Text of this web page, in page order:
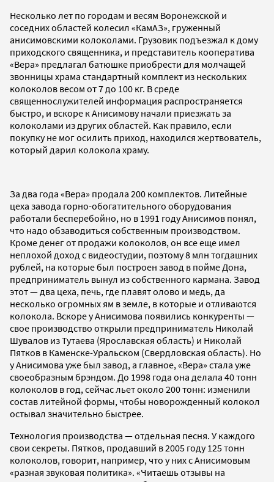
Несколько лет по городам и весям Воронежской и
соседних областей колесил «КамАЗ», груженный
анисимовскими колоколами. Грузовик подъезжал к дому
приходского священника, и представитель кооператива
«Вера» предлагал батюшке приобрести для молчащей
звонницы храма стандартный комплект из нескольких
колоколов весом от 7 до 100 кг. В среде
священнослужителей информация распространяется
быстро, и вскоре к Анисимову начали приезжать за
колоколами из других областей. Как правило, если
покупку не мог осилить приход, находился жертвователь,
который дарил колокола храму.
За два года «Вера» продала 200 комплектов. Литейные
цеха завода горно-обогатительного оборудования
работали бесперебойно, но в 1991 году Анисимов понял,
что надо обзаводиться собственным производством.
Кроме денег от продажи колоколов, он все еще имел
неплохой доход с видеостудии, поэтому 8 млн тогдашних
рублей, на которые был построен завод в пойме Дона,
предприниматель вынул из собственного кармана. Завод
этот — два цеха, печь, где плавят олово и медь, да
несколько огромных ям в земле, в которые и отливаются
колокола. Вскоре у Анисимова появились конкуренты —
свое производство открыли предприниматель Николай
Шувалов из Тутаева (Ярославская область) и Николай
Пятков в Каменске-Уральском (Свердловская область). Но
у Анисимова уже был завод, а главное, «Вера» стала уже
своеобразным брэндом. До 1998 года она делала 40 тонн
колоколов в год, сейчас льет около 200 тонн: изменили
состав литейной формы, чтобы новорожденный колокол
остывал значительно быстрее.
Технология производства — отдельная песня. У каждого
свои секреты. Пятков, продавший в 2005 году 125 тонн
колоколов, говорит, например, что у них с Анисимовым
«разная звуковая политика». «Читаешь отзывы на